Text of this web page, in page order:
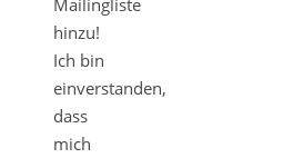
hinzu!
Ich bin
einverstanden,
dass
mich